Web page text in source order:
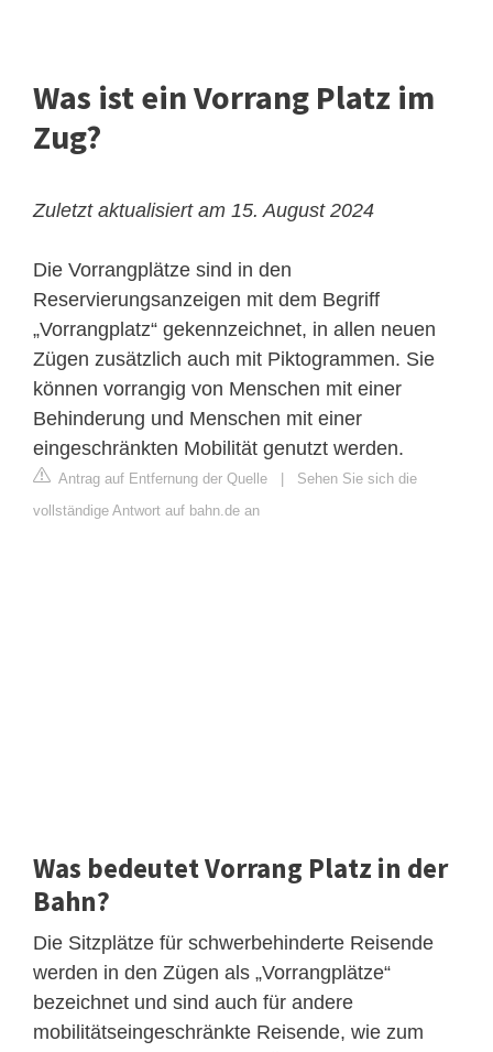
Was ist ein Vorrang Platz im
Zug?
Zuletzt aktualisiert am 15. August 2024
Die Vorrangplätze sind in den
Reservierungsanzeigen mit dem Begriff
„Vorrangplatz“ gekennzeichnet, in allen neuen
Zügen zusätzlich auch mit Piktogrammen. Sie
können vorrangig von Menschen mit einer
Behinderung und Menschen mit einer
eingeschränkten Mobilität genutzt werden.
Antrag auf Entfernung der Quelle
Sehen Sie sich die
vollständige Antwort auf bahn.de an
Was bedeutet Vorrang Platz in der
Bahn?
Die Sitzplätze für schwerbehinderte Reisende
werden in den Zügen als „Vorrangplätze“
bezeichnet und sind auch für andere
mobilitätseingeschränkte Reisende, wie zum